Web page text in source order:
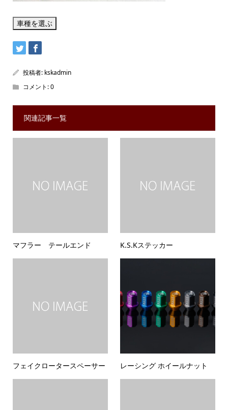
投稿者: kskadmin
コメント:0
関連記事一覧
マフラー テールエンド K.S.Kステッカー
フェイクロータースペーサー レーシング ホイールナット